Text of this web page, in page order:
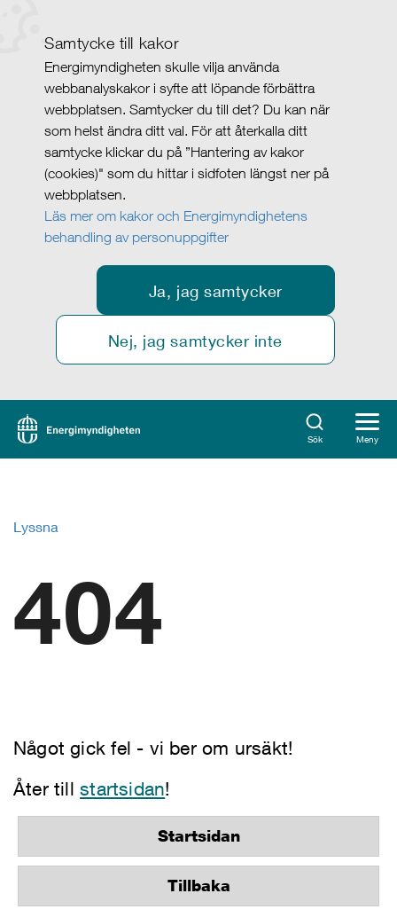
Samtycke till kakor
Energimyndigheten skulle vilja använda
webbanalyskakor i syfte att löpande förbättra
webbplatsen. Samtycker du till det? Du kan när
som helst ändra ditt val. För att återkalla ditt
samtycke klickar du på ”Hantering av kakor
(cookies)" som du hittar i sidfoten längst ner på
webbplatsen.
Läs mer om kakor och Energimyndighetens
behandling av personuppgifter
Ja, jag samtycker
Nej, jag samtycker inte
Sök Meny
Lyssna
404
Något gick fel - vi ber om ursäkt!
Åter tillstartsidan!
Startsidan
Tillbaka